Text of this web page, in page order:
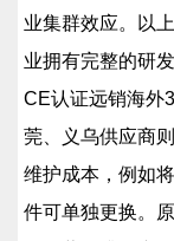
业集群效应。以
业拥有完整的研
CE认证远销海外
莞、义乌供应商
维护成本，例如
件可单独更换。